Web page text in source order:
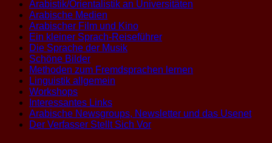
Arabistik/Orientalistik an Universitäten
Arabische Medien
Arabischer Film und Kino
Ein kleiner Sprach-Reiseführer
Die Sprache der Musik
Schöne Bilder
Methoden zum Fremdsprachen lernen
Linguistik allgemein
Workshops
Interessantes Links
Arabische Newsgroups, Newsletter und das Usenet
Der Verfasser Stellt Sich Vor